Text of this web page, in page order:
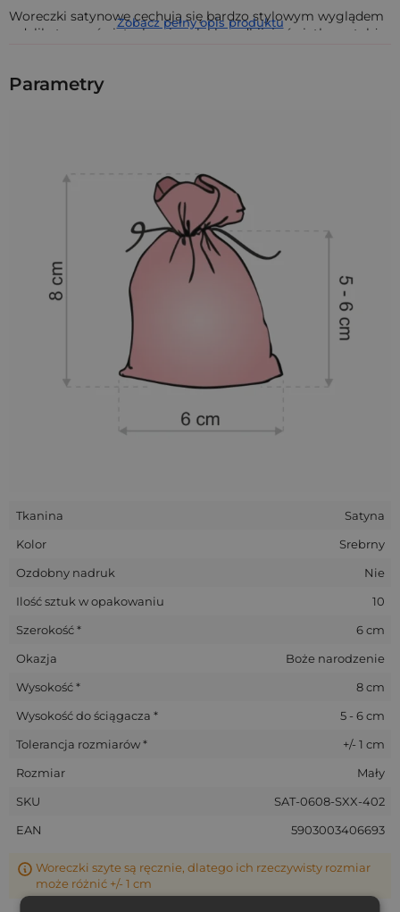
Woreczki satynowe cechują się bardzo stylowym wyglądem
z delikatną poświatą, bowiem lekko odbijają światło, są także
rzut oka, które z biegiem czasu tylko wzrasta - bo i jak tu nie
dla bliskiej osoby, a także oficjalnego prezentu firmowego na
imprezę promocyjną. W woreczku z satyny doskonale
prezentuje się biżuteria, perfumy, zapachowe mydełka -
dosłownie wszystko, cokolwiek się w nim znajdzie!
Zobacz pełny opis produktu
Parametry
Tkanina
Satyna
Kolor
Srebrny
Ozdobny nadruk
Nie
Ilość sztuk w opakowaniu
10
Szerokość *
6 cm
Okazja
Boże narodzenie
Wysokość *
8 cm
Wysokość do ściągacza *
5 - 6 cm
Tolerancja rozmiarów *
+/- 1 cm
Rozmiar
Mały
SKU
SAT-0608-SXX-402
EAN
5903003406693
Woreczki szyte są ręcznie, dlatego ich rzeczywisty rozmiar
może różnić +/- 1 cm